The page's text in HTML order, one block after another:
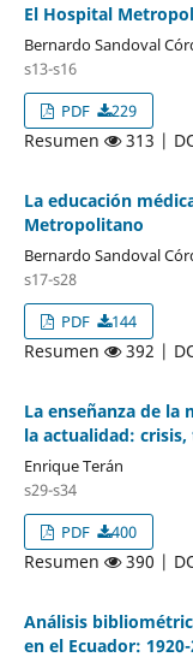
El Hospital
Bernardo Sandoval
s13-s16
PDF
229
Resumen 313 |
La educación
Metropolitano
Bernardo Sandoval
s17-s28
PDF
144
Resumen 392 |
La enseñanza de la
la actualidad:
Enrique Terán
s29-s34
PDF
400
Resumen 390 |
Análisis
en el Ecuador: 1920-